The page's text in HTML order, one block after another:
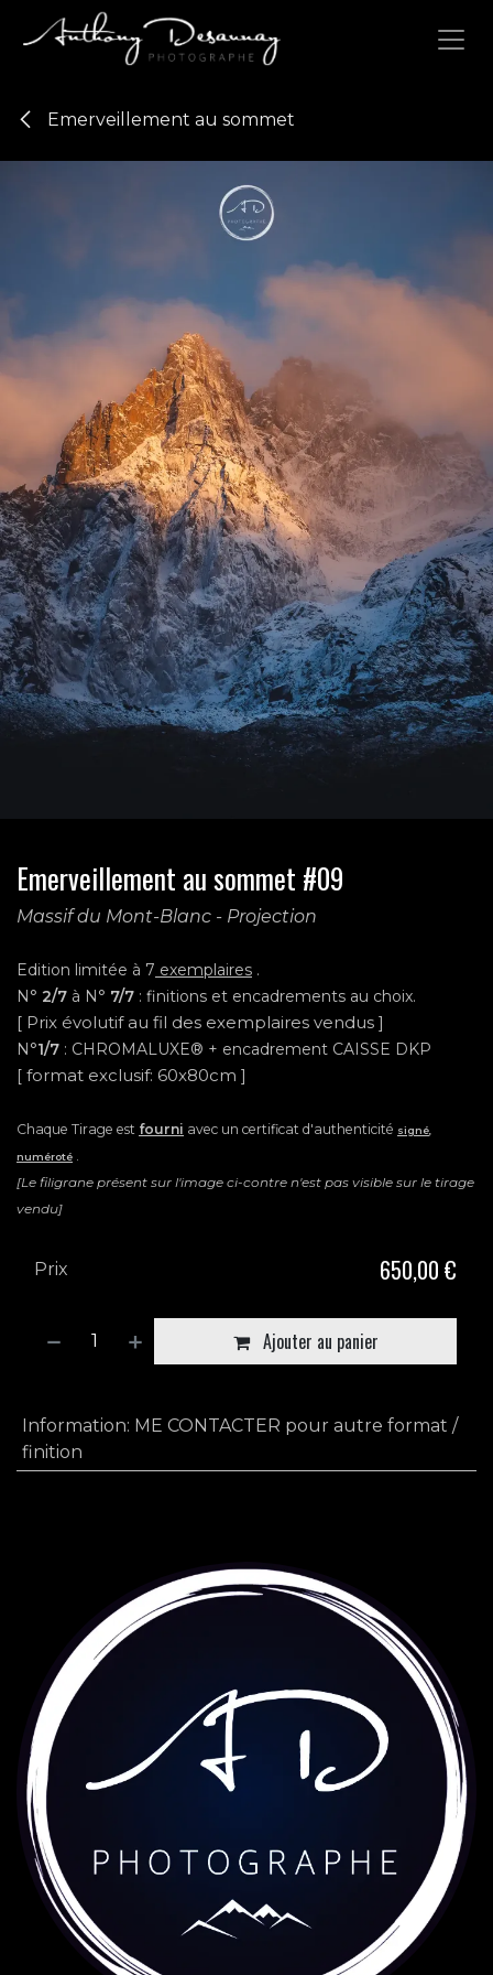
Se rendre au contenu
Emerveillement au sommet
Emerveillement au sommet #09
Massif du Mont-Blanc - Projection
Edition limitée à 7 exemplaires .
N° 2/7 à N° 7/7 : finitions et encadrements au choix.
[ Prix évolutif au fil des exemplaires vendus ]
N°1/7 : CHROMALUXE® + encadrement CAISSE DKP
[ format exclusif: 60x80cm ]
Chaque Tirage est fourni avec un certificat d'authenticité signé,
numéroté .
[Le filigrane présent sur l'image ci-contre n'est pas visible sur le tirage
vendu]
Ajouter au panier
Prix 650,00 €
Information: ME CONTACTER pour autre format /
finition